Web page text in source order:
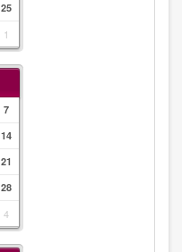
25
1
7
14
21
28
4